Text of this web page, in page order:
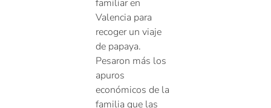
familiar en
Valencia para
recoger un viaje
de papaya.
Pesaron más los
apuros
económicos de la
familia que las